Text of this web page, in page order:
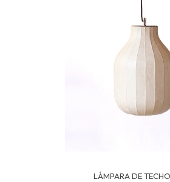
LÁMPARA DE